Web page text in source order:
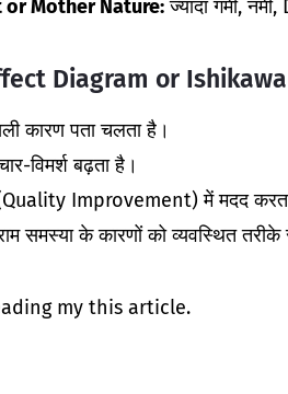
or Mother Nature:ज्यादा गर्मी,
Diagram or
कारण पता चलता है।
विमर्श बढ़ता है।
(Quality Improvement) में मदद
समस्या के कारणों को व्यवस्थित
my this article.